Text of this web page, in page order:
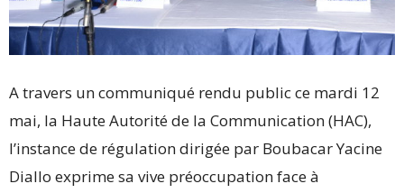
A travers un communiqué rendu public ce mardi 12
mai, la Haute Autorité de la Communication (HAC),
l’instance de régulation dirigée par Boubacar Yacine
Diallo exprime sa vive préoccupation face à